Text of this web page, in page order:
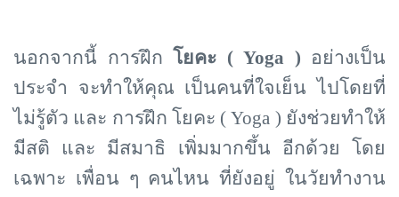
นอกจากนี้ การฝึก โยคะ ( Yoga ) อย่างเป็น
ประจำ จะทำให้คุณ เป็นคนที่ใจเย็น ไปโดยที่
ไม่รู้ตัว และ การฝึก โยคะ ( Yoga ) ยังช่วยทำให้
มีสติ และ มีสมาธิ เพิ่มมากขึ้น อีกด้วย โดย
เฉพาะ เพื่อน ๆ คนไหน ที่ยังอยู่ ในวัยทำงาน